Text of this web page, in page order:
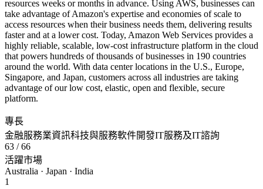
resources weeks or months in advance. Using AWS, businesses can
take advantage of Amazon's expertise and economies of scale to
access resources when their business needs them, delivering results
faster and at a lower cost. Today, Amazon Web Services provides a
highly reliable, scalable, low-cost infrastructure platform in the cloud
that powers hundreds of thousands of businesses in 190 countries
around the world. With data center locations in the U.S., Europe,
Singapore, and Japan, customers across all industries are taking
advantage of our low cost, elastic, open and flexible, secure
platform.
專長
金融服務業資訊科技與服務軟件開發IT服務及IT諮詢
63 / 66
活躍市場
Australia · Japan · India
1